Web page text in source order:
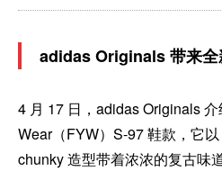
adidas Originals 带来全
4 月 17 日，adidas Originals
Wear（FYW）S-97 鞋款，它
chunky 造型带着浓浓的复古味